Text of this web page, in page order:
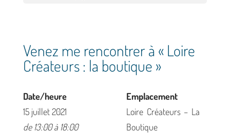
Venez me rencontrer à « Loire
Créateurs : la boutique »
Date/heure
15 juillet 2021
de 13:00 à 18:00
Emplacement
Loire Créateurs – La
Boutique